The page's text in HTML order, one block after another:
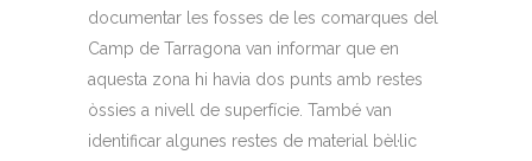
documentar les fosses de les comarques del
Camp de Tarragona van informar que en
aquesta zona hi havia dos punts amb restes
òssies a nivell de superfície. També van
identificar algunes restes de material bèl·lic